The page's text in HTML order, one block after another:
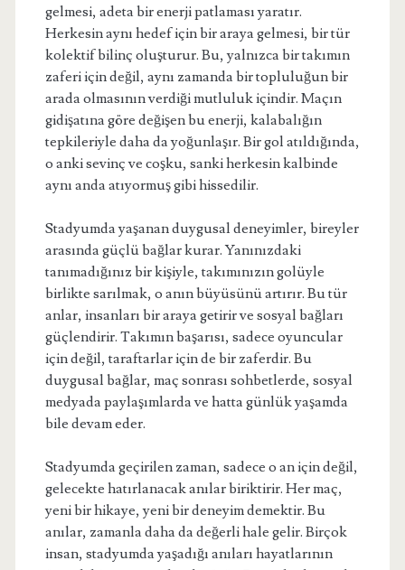
gelmesi, adeta bir enerji patlaması yaratır.
Herkesin aynı hedef için bir araya gelmesi, bir tür
kolektif bilinç oluşturur. Bu, yalnızca bir takımın
zaferi için değil, aynı zamanda bir topluluğun bir
arada olmasının verdiği mutluluk içindir. Maçın
gidişatına göre değişen bu enerji, kalabalığın
tepkileriyle daha da yoğunlaşır. Bir gol atıldığında,
o anki sevinç ve coşku, sanki herkesin kalbinde
aynı anda atıyormuş gibi hissedilir.
Stadyumda yaşanan duygusal deneyimler, bireyler
arasında güçlü bağlar kurar. Yanınızdaki
tanımadığınız bir kişiyle, takımınızın golüyle
birlikte sarılmak, o anın büyüsünü artırır. Bu tür
anlar, insanları bir araya getirir ve sosyal bağları
güçlendirir. Takımın başarısı, sadece oyuncular
için değil, taraftarlar için de bir zaferdir. Bu
duygusal bağlar, maç sonrası sohbetlerde, sosyal
medyada paylaşımlarda ve hatta günlük yaşamda
bile devam eder.
Stadyumda geçirilen zaman, sadece o an için değil,
gelecekte hatırlanacak anılar biriktirir. Her maç,
yeni bir hikaye, yeni bir deneyim demektir. Bu
anılar, zamanla daha da değerli hale gelir. Birçok
insan, stadyumda yaşadığı anıları hayatlarının